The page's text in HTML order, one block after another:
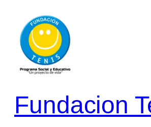
contenido
Fundacion